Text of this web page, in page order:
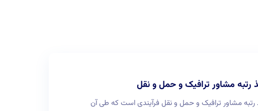
رتبه مشاور ترافیک و حمل و نقل
رتبه مشاور ترافیک و حمل و نقل فرآیندی است که طی آن